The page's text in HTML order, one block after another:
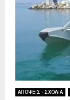
ΑΠΟΨΕΙΣ - ΣΧΟΛΙΑ